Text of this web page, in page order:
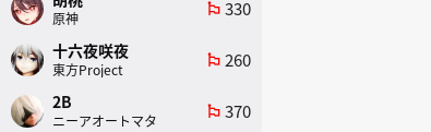
原神
emoji_flags 330
十六夜咲夜
東方Project
emoji_flags 260
2B
ニーアオートマタ
emoji_flags 370